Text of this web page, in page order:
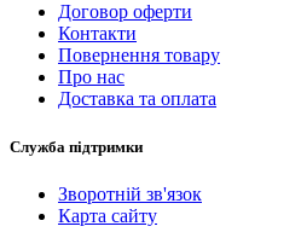
Договор оферти
Контакти
Повернення товару
Про нас
Доставка та оплата
Служба підтримки
Зворотній зв'язок
Карта сайту